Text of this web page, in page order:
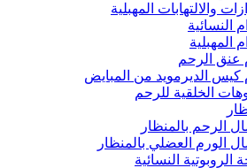
والالتهابات المهبلية
النسائية
المهبلية
عنق الرحم
كيس الديرمويد من المبايض
الخلقية للرحم
الرحم بالمنظار
الورم العضلي بالمنظار
الروبوتية النسائية